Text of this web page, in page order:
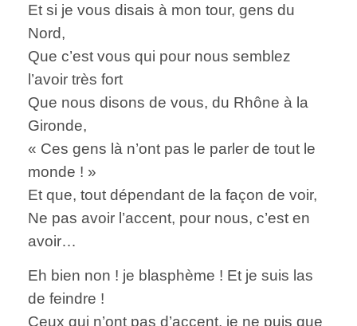
Et si je vous disais à mon tour, gens du
Nord,
Que c’est vous qui pour nous semblez
l’avoir très fort
Que nous disons de vous, du Rhône à la
Gironde,
« Ces gens là n’ont pas le parler de tout le
monde ! »
Et que, tout dépendant de la façon de voir,
Ne pas avoir l’accent, pour nous, c’est en
avoir…
Eh bien non ! je blasphème ! Et je suis las
de feindre !
Ceux qui n’ont pas d’accent, je ne puis que